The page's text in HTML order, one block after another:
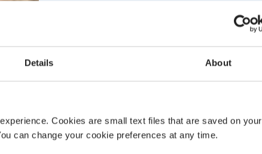
Details About
Cookies are small text files that are saved on your
can change your cookie preferences at any time.